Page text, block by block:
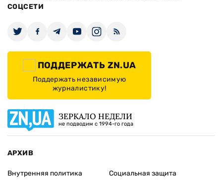
СОЦСЕТИ
ПОДДЕРЖАТЬ ZN.UA
Поддержать независимую
журналистику!
ЗЕРКАЛО НЕДЕЛИ
не подводим с 1994-го года
АРХИВ
Внутренняя политика
Социальная защита